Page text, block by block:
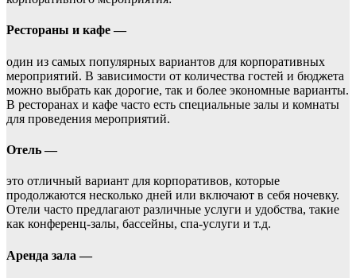
Рестораны и кафе —
один из самых популярных вариантов для корпоративных
мероприятий. В зависимости от количества гостей и бюджета
можно выбрать как дорогие, так и более экономные варианты.
В ресторанах и кафе часто есть специальные залы и комнаты
для проведения мероприятий.
Отель —
это отличный вариант для корпоративов, которые
продолжаются несколько дней или включают в себя ночевку.
Отели часто предлагают различные услуги и удобства, такие
как конференц-залы, бассейны, спа-услуги и т.д.
Аренда зала —